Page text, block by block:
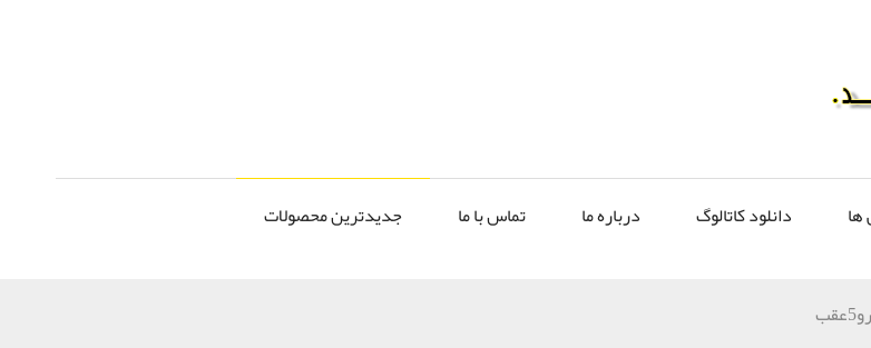
دانلود کاتالوگ درباره ما تماس با ما جدیدترین محصولات